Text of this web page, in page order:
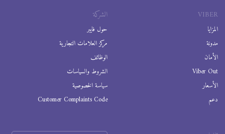
VIBER
المزايا
مدونة
الأمان
Viber Out
الأسعار
دعم
الشركة
حول فايبر
مركز العلامات التجارية
الوظائف
الشروط والسياسات
سياسة الخصوصية
Customer Complaints Code